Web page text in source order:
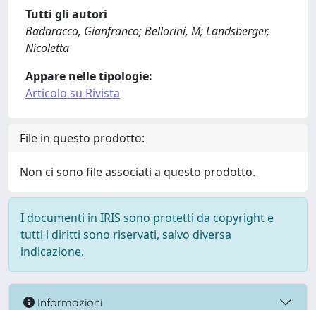
Tutti gli autori
Badaracco, Gianfranco; Bellorini, M; Landsberger,
Nicoletta
Appare nelle tipologie:
Articolo su Rivista
File in questo prodotto:
Non ci sono file associati a questo prodotto.
I documenti in IRIS sono protetti da copyright e
tutti i diritti sono riservati, salvo diversa
indicazione.
Informazioni